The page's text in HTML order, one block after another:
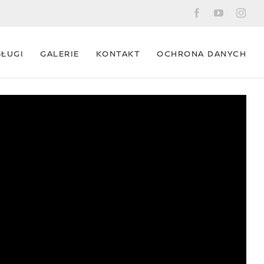
Facebook
YouTube
GALERIE KONTAKT OCHRONA DANYCH